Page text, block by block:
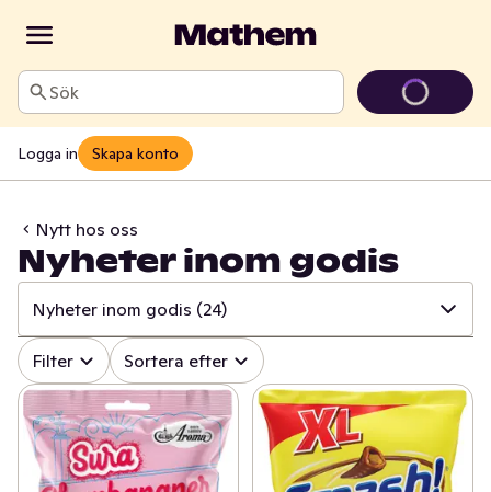
Sök
Logga in Skapa konto
Nytt hos oss
Nyheter inom godis
Nyheter inom godis (24)
✓ Alla (522)
Äntligen på hyllan! (33)
✓ Grillnyheter (64)
Filter Sortera efter